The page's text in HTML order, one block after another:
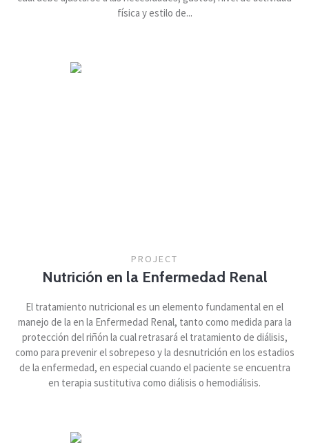
física y estilo de...
PROJECT
Nutrición en la Enfermedad Renal
El tratamiento nutricional es un elemento fundamental en el
manejo de la en la Enfermedad Renal, tanto como medida para la
protección del riñón la cual retrasará el tratamiento de diálisis,
como para prevenir el sobrepeso y la desnutrición en los estadios
de la enfermedad, en especial cuando el paciente se encuentra
en terapia sustitutiva como diálisis o hemodiálisis.